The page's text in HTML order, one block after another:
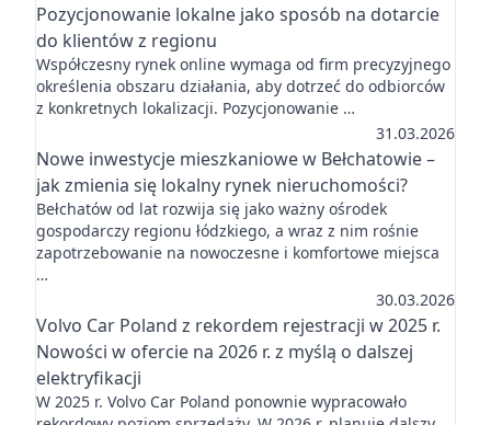
Pozycjonowanie lokalne jako sposób na dotarcie
do klientów z regionu
Współczesny rynek online wymaga od firm precyzyjnego
określenia obszaru działania, aby dotrzeć do odbiorców
z konkretnych lokalizacji. Pozycjonowanie …
31.03.2026
Nowe inwestycje mieszkaniowe w Bełchatowie –
jak zmienia się lokalny rynek nieruchomości?
Bełchatów od lat rozwija się jako ważny ośrodek
gospodarczy regionu łódzkiego, a wraz z nim rośnie
zapotrzebowanie na nowoczesne i komfortowe miejsca
…
30.03.2026
Volvo Car Poland z rekordem rejestracji w 2025 r.
Nowości w ofercie na 2026 r. z myślą o dalszej
elektryfikacji
W 2025 r. Volvo Car Poland ponownie wypracowało